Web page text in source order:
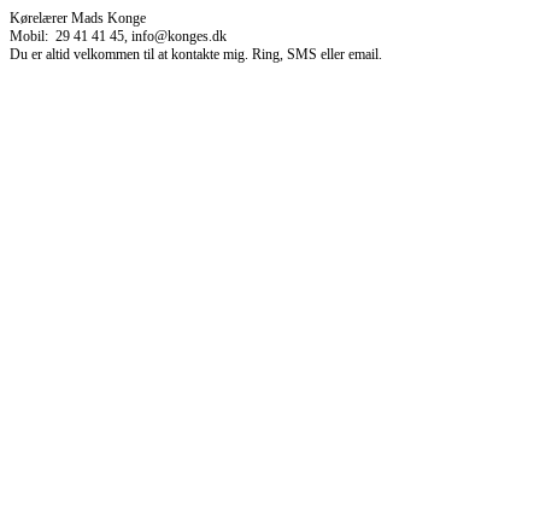
Kørelærer Mads Konge
Mobil: 29 41 41 45, info@konges.dk
Du er altid velkommen til at kontakte mig. Ring, SMS eller email.